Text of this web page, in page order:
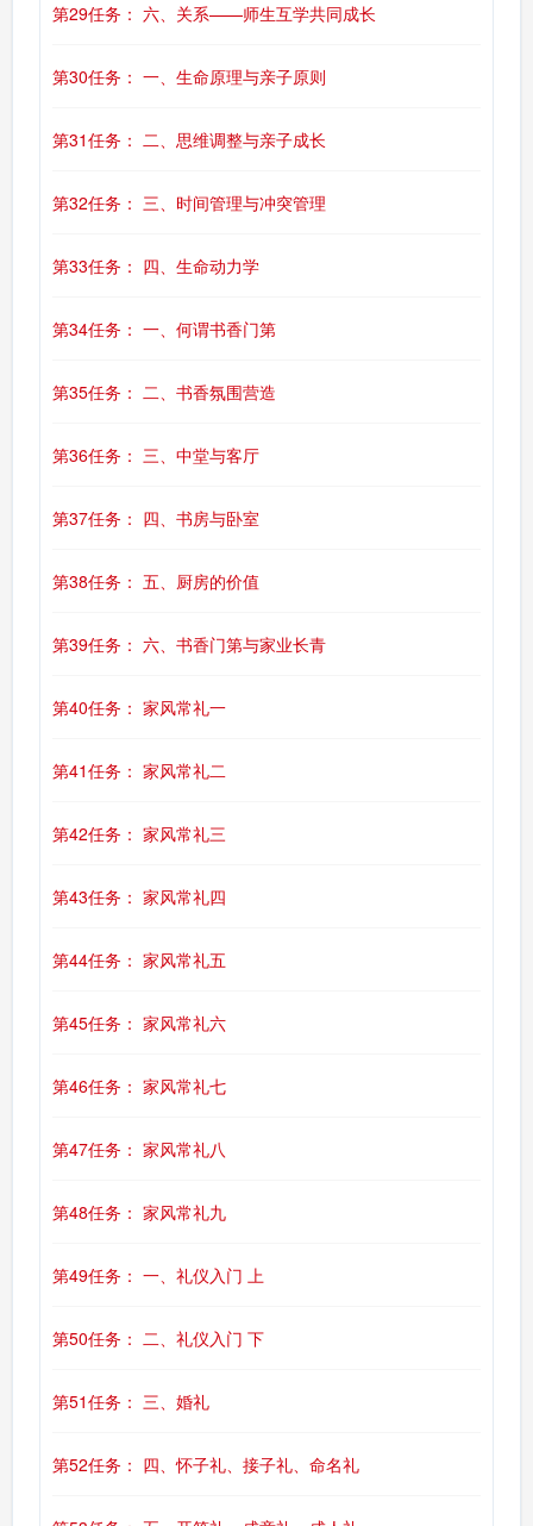
第29任务： 六、关系——师生互学共同成长
第30任务： 一、生命原理与亲子原则
第31任务： 二、思维调整与亲子成长
第32任务： 三、时间管理与冲突管理
第33任务： 四、生命动力学
第34任务： 一、何谓书香门第
第35任务： 二、书香氛围营造
第36任务： 三、中堂与客厅
第37任务： 四、书房与卧室
第38任务： 五、厨房的价值
第39任务： 六、书香门第与家业长青
第40任务： 家风常礼一
第41任务： 家风常礼二
第42任务： 家风常礼三
第43任务： 家风常礼四
第44任务： 家风常礼五
第45任务： 家风常礼六
第46任务： 家风常礼七
第47任务： 家风常礼八
第48任务： 家风常礼九
第49任务： 一、礼仪入门 上
第50任务： 二、礼仪入门 下
第51任务： 三、婚礼
第52任务： 四、怀子礼、接子礼、命名礼